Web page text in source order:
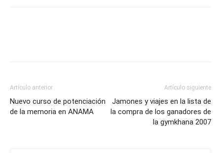
Artículo anterior
Nuevo curso de potenciación
de la memoria en ANAMA
Artículo siguiente
Jamones y viajes en la lista de
la compra de los ganadores de
la gymkhana 2007